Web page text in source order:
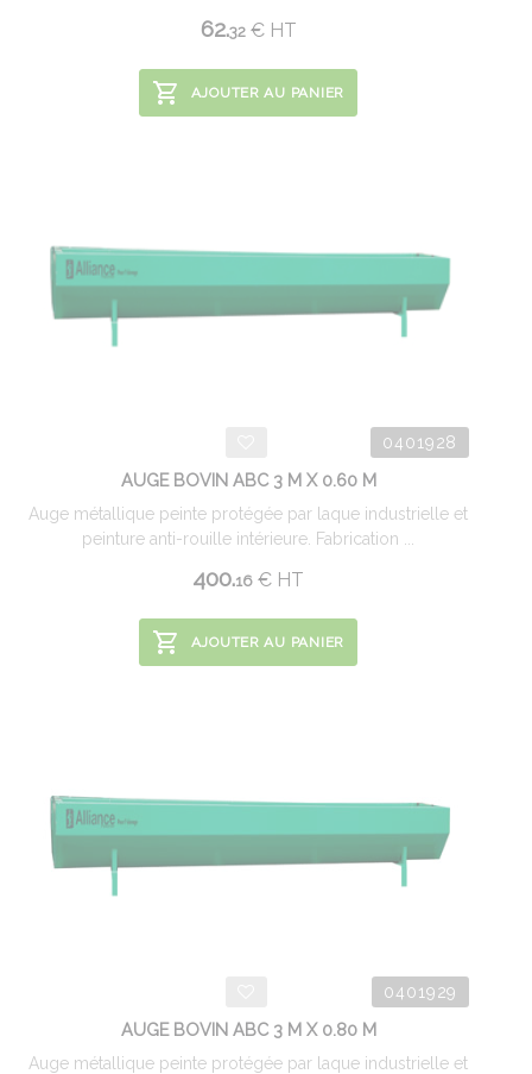
62.32 €HT
AJOUTER AU PANIER
0401928
AUGE BOVIN ABC 3 M X 0.60 M
Auge métallique peinte protégée par laque industrielle et
peinture anti-rouille intérieure. Fabrication ...
400.16 € HT
AJOUTER AU PANIER
0401929
AUGE BOVIN ABC 3 M X 0.80 M
Auge métallique peinte protégée par laque industrielle et